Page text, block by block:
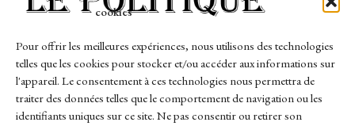
cookies
Pour offrir les meilleures expériences, nous utilisons des technologies
telles que les cookies pour stocker et/ou accéder aux informations sur
l'appareil. Le consentement à ces technologies nous permettra de
traiter des données telles que le comportement de navigation ou les
identifiants uniques sur ce site. Ne pas consentir ou retirer son
Links
Contact